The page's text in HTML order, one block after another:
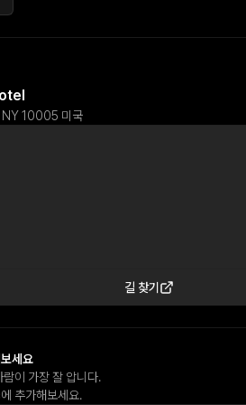
10005 미국
길 찾기
세요
이 가장 잘 압니다.
추가해보세요.